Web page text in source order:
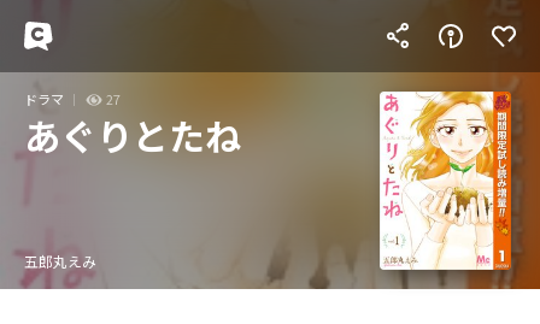
ドラマ 27
あぐりとたね
五郎丸えみ